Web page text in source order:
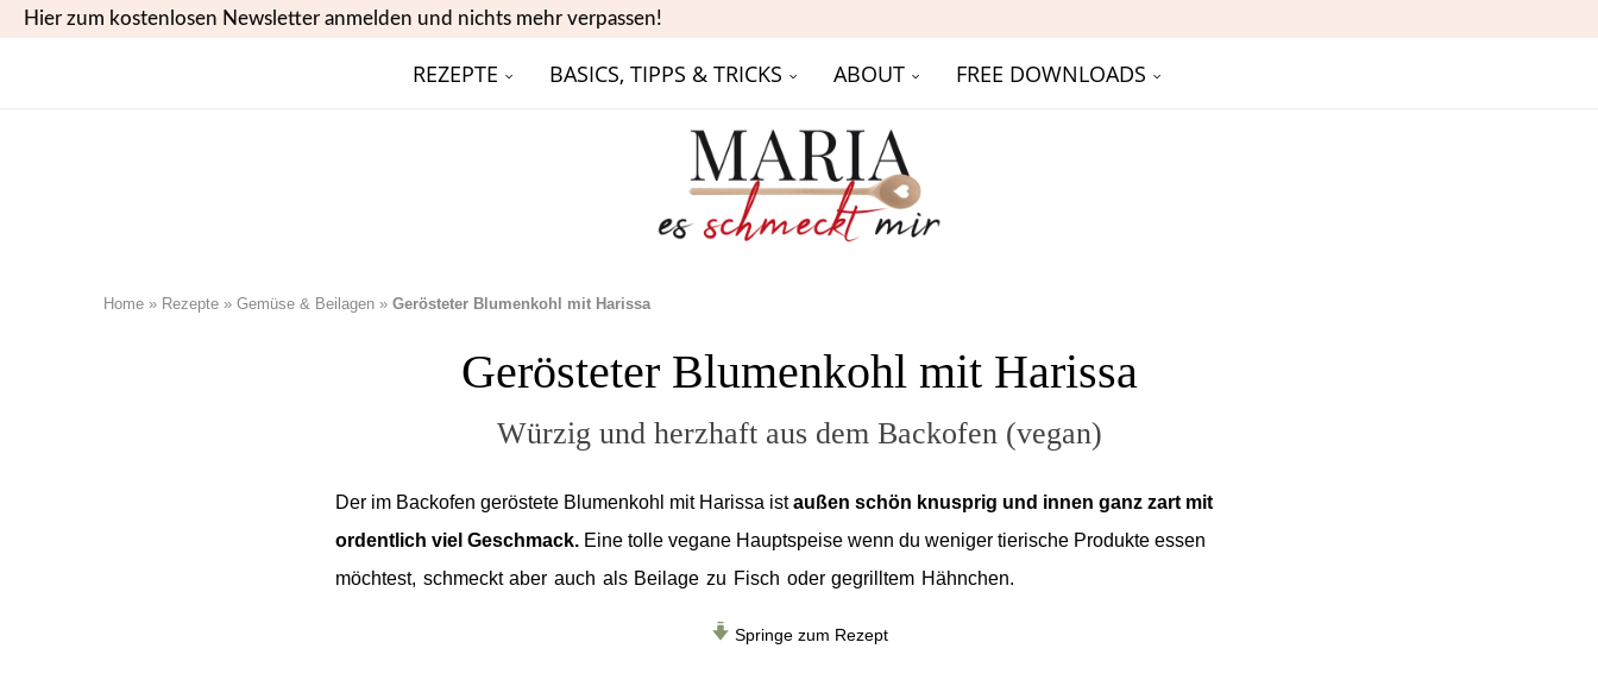
Hier zum kostenlosen Newsletter anmelden und nichts mehr verpassen!
REZEPTE BASICS, TIPPS & TRICKS ABOUT FREE DOWNLOADS
Home » Rezepte » Gemüse & Beilagen » Gerösteter Blumenkohl mit Harissa
Gerösteter Blumenkohl mit Harissa
Würzig und herzhaft aus dem Backofen (vegan)
Der im Backofen geröstete Blumenkohl mit Harissa istaußen schön knusprig und innen ganz zart mit
ordentlich viel Geschmack. Eine tolle vegane Hauptspeise wenn du weniger tierische Produkte essen
möchtest, schmeckt aber auch als Beilage zu Fisch oder gegrilltem Hähnchen.
Springe zum Rezept